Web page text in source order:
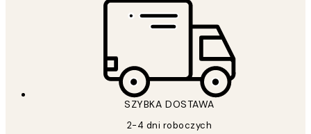
SZYBKA DOSTAWA
2-4 dni roboczych